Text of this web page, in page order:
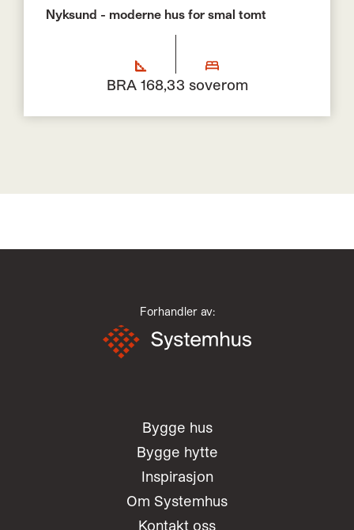
Nyksund - moderne hus for smal tomt
BRA 168,33 soverom
Forhandler av:
Bygge hus
Bygge hytte
Inspirasjon
Om Systemhus
Kontakt oss